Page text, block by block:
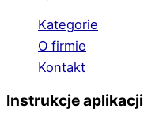
Kategorie
O firmie
Kontakt
Instrukcje